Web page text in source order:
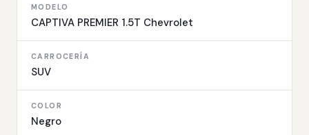
MODELO
CAPTIVA PREMIER 1.5T Chevrolet
CARROCERÍA
SUV
COLOR
Negro